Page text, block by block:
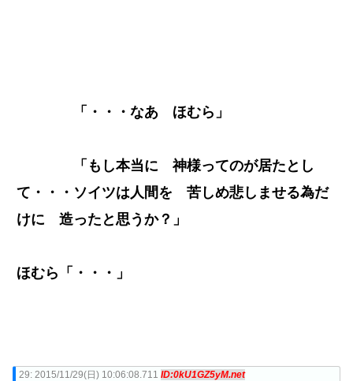
「・・・なあ ほむら」
「もし本当に 神様ってのが居たとし
て・・・ソイツは人間を 苦しめ悲しませる為だ
けに 造ったと思うか？」
ほむら「・・・」
29: 2015/11/29(日) 10:06:08.711 ID:0kU1GZ5yM.net